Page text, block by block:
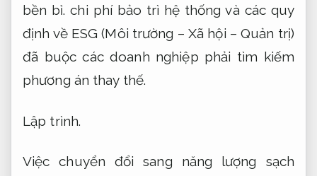
bền bỉ. chi phí bảo trì hệ thống và các quy
định về ESG (Môi trường – Xã hội – Quản trị)
đã buộc các doanh nghiệp phải tìm kiếm
phương án thay thế.
Lập trình.
Việc chuyển đổi sang năng lượng sạch